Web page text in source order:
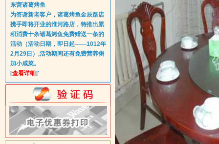
东营诸葛烤鱼
为答谢新老客户，诸葛烤鱼金辰路店
携手即将开业的淮河路店，特推出累
积消费十条诸葛烤鱼免费赠送一条的
活动（活动日期，即日起——1012年
2月29日）,活动期间还有免费营养粥
加小咸菜。
[查看详细]'